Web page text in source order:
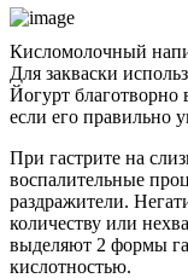
Кисломолочный
Для закваски
Йогурт благотворно
если его правильно
При гастрите на
воспалительные
раздражители.
количеству или
выделяют 2 формы
кислотностью.